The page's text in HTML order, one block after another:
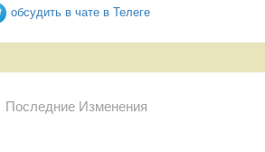
обсудить в чате в Телеге
Последние Изменения